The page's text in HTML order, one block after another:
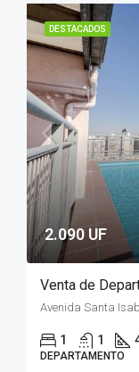
DESTACADOS
2.090 UF
Venta de
Avenida Santa
1 1
DEPARTAMENTO